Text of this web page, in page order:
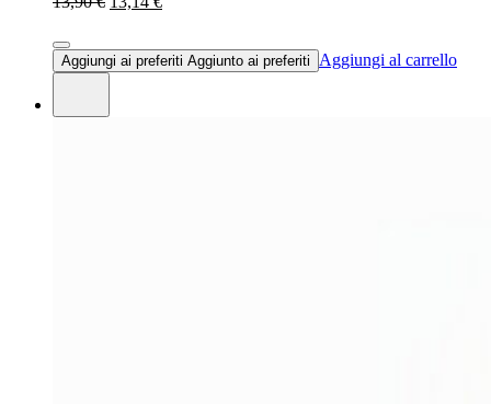
Aggiungi ai preferiti Aggiunto ai preferiti Aggiungi al carrello